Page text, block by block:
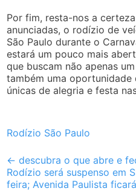
Por fim, resta-nos a
anunciadas, o rodízio de
São Paulo durante o
estará um pouco mais
que buscam não apenas
também uma oportunidade
únicas de alegria e festa
Rodízio São Paulo
Post
navigation
← descubra o que abre e
Rodízio será suspenso em
feira; Avenida Paulista